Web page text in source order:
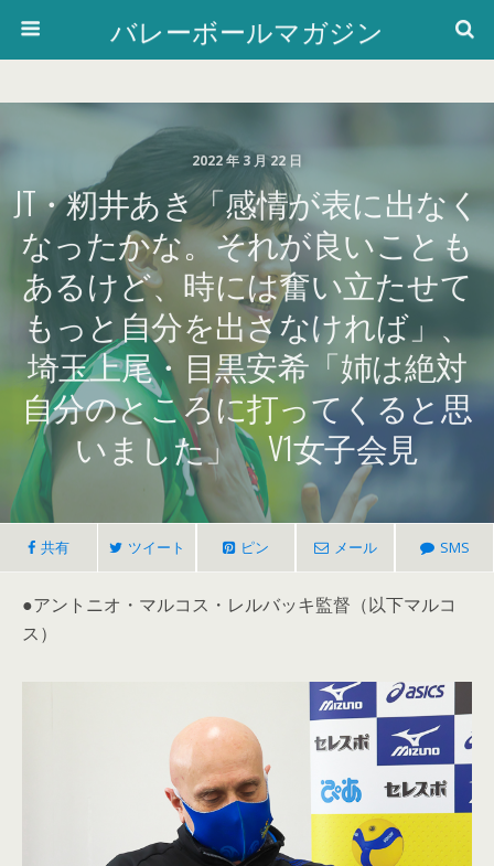
バレーボールマガジン
2022 年 3 月 22 日
JT・籾井あき「感情が表に出なく
なったかな。それが良いことも
あるけど、時には奮い立たせて
もっと自分を出さなければ」、
埼玉上尾・目黒安希「姉は絶対
自分のところに打ってくると思
いました」 V1女子会見
共有 ツイート ピン メール SMS
●アントニオ・マルコス・レルバッキ監督（以下マルコ
ス）